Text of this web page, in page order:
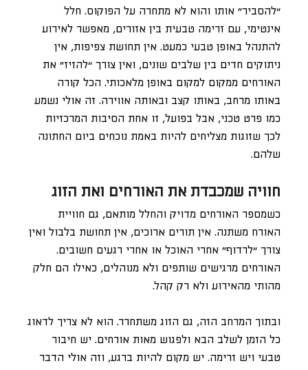
“להסביר” אותו והוא לא מתחרה על הפוקוס. חלל
אינטימי, עם זרימה טבעית בין אזורים, מאפשר לאירוע
להתנהל באופן טבעי כמעט. אין תחושת צפיפות, אין
ניתוקים חדים בין שלבים שונים, ואין צורך “להזיז” את
האורחים ממקום למקום באופן מלאכותי. הכל קורה
באותו מרחב, באותו קצב ובאותה אווירה. זה אולי נשמע
כמו פרט טכני, אבל בפועל, זו אחת הסיבות המרכזיות
לכך שזוגות מצליחים להיות באמת נוכחים ביום החתונה
שלהם.
חוויה שמכבדת את האורחים ואת הזוג
כשמספר האורחים מדויק והחלל מותאם, גם חוויית
האורח משתנה. אין תורים ארוכים, אין תחושת בלבול ואין
צורך “לרדוף” אחרי האוכל או אחרי רגעים חשובים.
האורחים מרגישים שותפים ולא מנוהלים, כאילו הם חלק
מהותי מהאירוע ולא רק קהל.
ובתוך המרחב הזה, גם הזוג משתחרר. הוא לא צריך לדאוג
כל הזמן לשלב הבא ולפגוש מאות אורחים. יש חיבור
טבעי ויש זרימה. יש מקום להיות ברגע, וזה אולי הדבר